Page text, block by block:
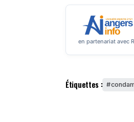
en partenariat avec
Étiquettes :